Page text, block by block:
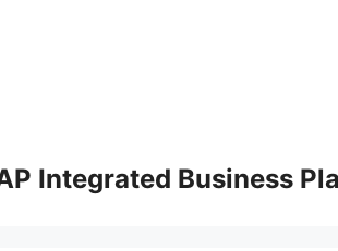
Integrated Business